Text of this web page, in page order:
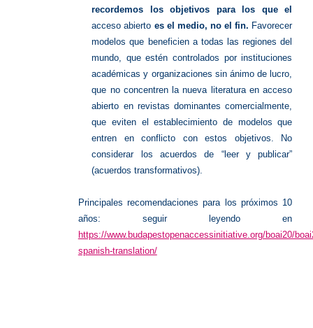
recordemos los objetivos para los que el
acceso abierto es el medio, no el fin. Favorecer
modelos que beneficien a todas las regiones del
mundo, que estén controlados por instituciones
académicas y organizaciones sin ánimo de lucro,
que no concentren la nueva literatura en acceso
abierto en revistas dominantes comercialmente,
que eviten el establecimiento de modelos que
entren en conflicto con estos objetivos. No
considerar los acuerdos de “leer y publicar”
(acuerdos transformativos).
Principales recomendaciones para los próximos 10
años: seguir leyendo en
https://www.budapestopenaccessinitiative.org/boai20/
spanish-translation/